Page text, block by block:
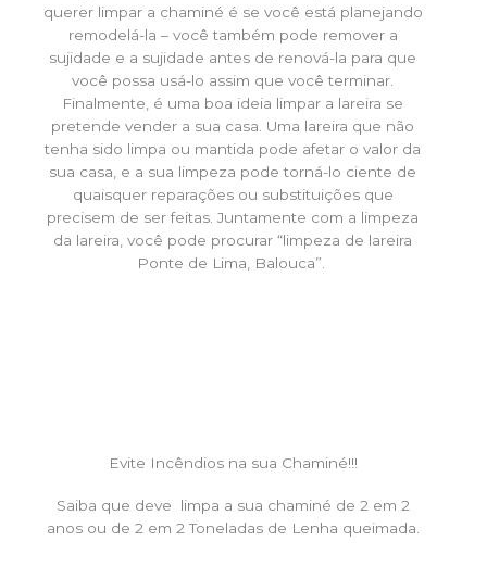
querer limpar a chaminé é se você está planejando
remodelá-la – você também pode remover a
sujidade e a sujidade antes de renová-la para que
você possa usá-lo assim que você terminar.
Finalmente, é uma boa ideia limpar a lareira se
pretende vender a sua casa. Uma lareira que não
tenha sido limpa ou mantida pode afetar o valor da
sua casa, e a sua limpeza pode torná-lo ciente de
quaisquer reparações ou substituições que
precisem de ser feitas. Juntamente com a limpeza
da lareira, você pode procurar “limpeza de lareira
Ponte de Lima, Balouca”.
Evite Incêndios na sua Chaminé!!!
Saiba que deve limpa a sua chaminé de 2 em 2
anos ou de 2 em 2 Toneladas de Lenha queimada.